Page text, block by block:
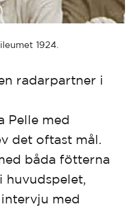
1924.
radarpartner i
Pelle med
det oftast mål.
båda fötterna
med